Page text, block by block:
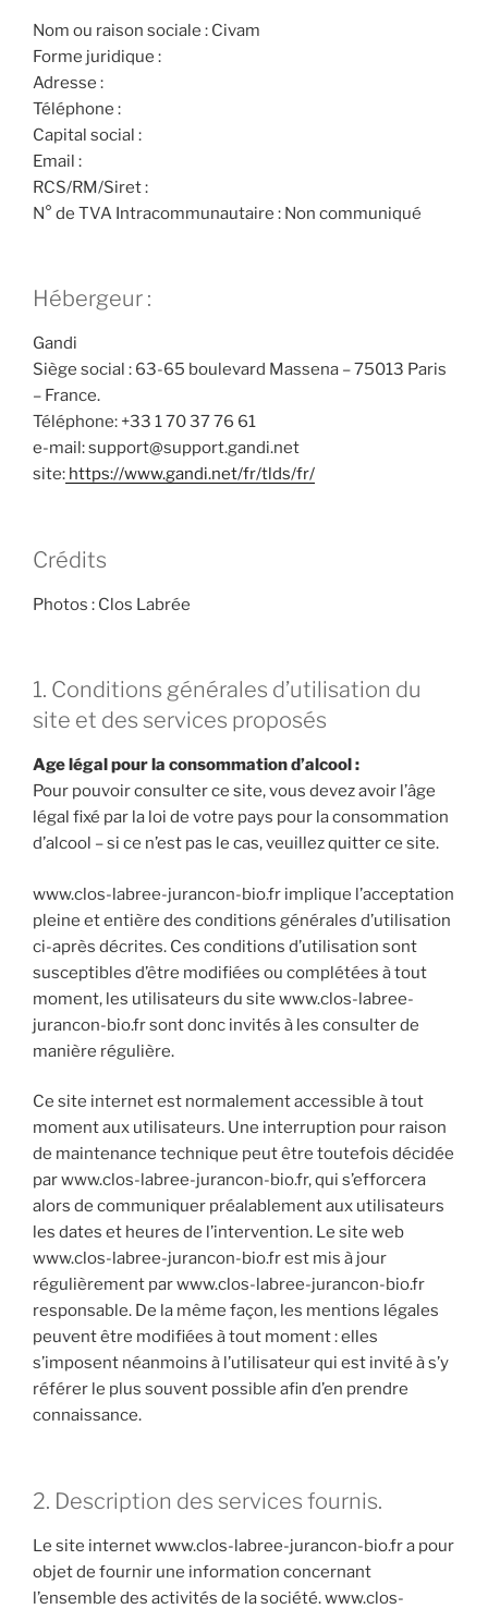
Nom ou raison sociale : Civam
Forme juridique :
Adresse :
Téléphone :
Capital social :
Email :
RCS/RM/Siret :
N° de TVA Intracommunautaire : Non communiqué
Hébergeur :
Gandi
Siège social : 63-65 boulevard Massena – 75013 Paris
– France.
Téléphone: +33 1 70 37 76 61
e-mail: support@support.gandi.net
site: https://www.gandi.net/fr/tlds/fr/
Crédits
Photos : Clos Labrée
1. Conditions générales d’utilisation du
site et des services proposés
Age légal pour la consommation d’alcool :
Pour pouvoir consulter ce site, vous devez avoir l’âge
légal fixé par la loi de votre pays pour la consommation
d’alcool – si ce n’est pas le cas, veuillez quitter ce site.
www.clos-labree-jurancon-bio.fr implique l’acceptation
pleine et entière des conditions générales d’utilisation
ci-après décrites. Ces conditions d’utilisation sont
susceptibles d’être modifiées ou complétées à tout
moment, les utilisateurs du site www.clos-labree-
jurancon-bio.fr sont donc invités à les consulter de
manière régulière.
Ce site internet est normalement accessible à tout
moment aux utilisateurs. Une interruption pour raison
de maintenance technique peut être toutefois décidée
par www.clos-labree-jurancon-bio.fr, qui s’efforcera
alors de communiquer préalablement aux utilisateurs
les dates et heures de l’intervention. Le site web
www.clos-labree-jurancon-bio.fr est mis à jour
régulièrement par www.clos-labree-jurancon-bio.fr
responsable. De la même façon, les mentions légales
peuvent être modifiées à tout moment : elles
s’imposent néanmoins à l’utilisateur qui est invité à s’y
référer le plus souvent possible afin d’en prendre
connaissance.
2. Description des services fournis.
Le site internet www.clos-labree-jurancon-bio.fr a pour
objet de fournir une information concernant
l’ensemble des activités de la société. www.clos-